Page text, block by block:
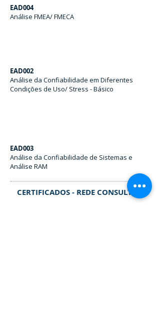
EAD004
Análise FMEA/ FMECA
EAD002
Análise da Confiabilidade em Diferentes
Condições de Uso/ Stress - Básico
EAD003
Análise da Confiabilidade de Sistemas e
Análise RAM
CERTIFICADOS - REDE CONSULTOR